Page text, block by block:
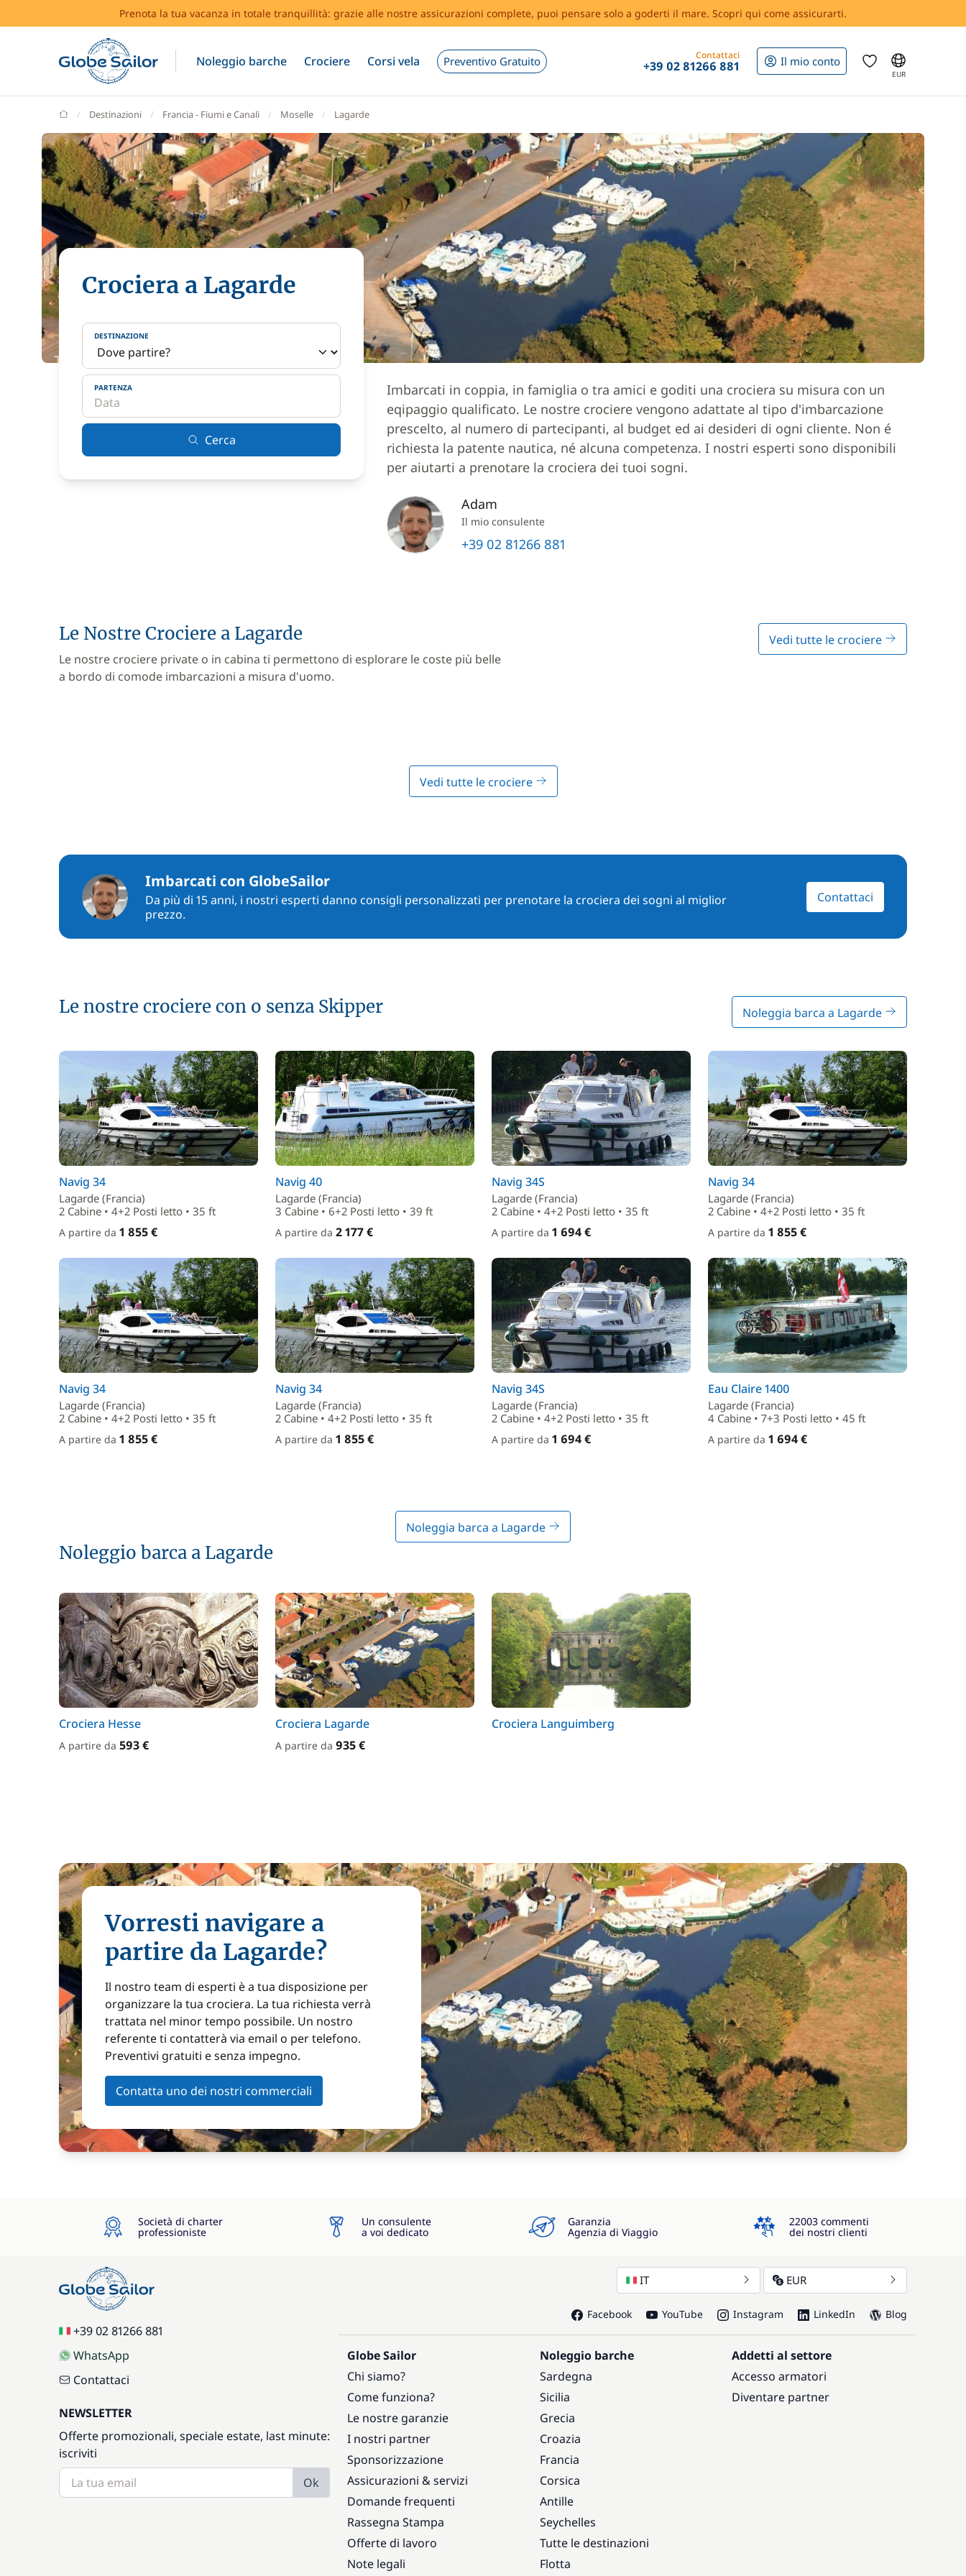
Prenota la tua vacanza in totale tranquillità: grazie alle nostre assicurazioni complete, puoi pensare solo a goderti il mare. Scopri qui come assicurarti.
Noleggio barche Crociere Corsi vela Preventivo Gratuito Contattaci
+39 02 81266 881 Il mio conto
EUR
GlobeSailor
Destinazioni Francia - Fiumi e Canali Moselle Lagarde
Crociera a Lagarde
DESTINAZIONE
PARTENZA
Cerca
Imbarcati in coppia, in famiglia o tra amici e goditi una crociera su misura con un
eqipaggio qualificato. Le nostre crociere vengono adattate al tipo d'imbarcazione
prescelto, al numero di partecipanti, al budget ed ai desideri di ogni cliente. Non é
richiesta la patente nautica, né alcuna competenza. I nostri esperti sono disponibili
per aiutarti a prenotare la crociera dei tuoi sogni.
Adam
Il mio consulente
+39 02 81266 881
Le Nostre Crociere a Lagarde
Le nostre crociere private o in cabina ti permettono di esplorare le coste più belle
a bordo di comode imbarcazioni a misura d'uomo.
Vedi tutte le crociere
Vedi tutte le crociere
Imbarcati con GlobeSailor
Da più di 15 anni, i nostri esperti danno consigli personalizzati per prenotare la crociera dei sogni al miglior
prezzo.
Contattaci
Le nostre crociere con o senza Skipper Noleggia barca a Lagarde
Navig 34
Lagarde (Francia)
2 Cabine • 4+2 Posti letto • 35 ft
A partire da 1 855 €
Navig 40
Lagarde (Francia)
3 Cabine • 6+2 Posti letto • 39 ft
A partire da 2 177 €
Navig 34S
Lagarde (Francia)
2 Cabine • 4+2 Posti letto • 35 ft
A partire da 1 694 €
Navig 34
Lagarde (Francia)
2 Cabine • 4+2 Posti letto • 35 ft
A partire da 1 855 €
Navig 34
Lagarde (Francia)
2 Cabine • 4+2 Posti letto • 35 ft
A partire da 1 855 €
Navig 34
Lagarde (Francia)
2 Cabine • 4+2 Posti letto • 35 ft
A partire da 1 855 €
Navig 34S
Lagarde (Francia)
2 Cabine • 4+2 Posti letto • 35 ft
A partire da 1 694 €
Eau Claire 1400
Lagarde (Francia)
4 Cabine • 7+3 Posti letto • 45 ft
A partire da 1 694 €
Noleggia barca a Lagarde
Noleggio barca a Lagarde
Crociera Hesse
A partire da 593 €
Crociera Lagarde
A partire da 935 €
Crociera Languimberg
Vorresti navigare a
partire da Lagarde?
Il nostro team di esperti è a tua disposizione per
organizzare la tua crociera. La tua richiesta verrà
trattata nel minor tempo possibile. Un nostro
referente ti contatterà via email o per telefono.
Preventivi gratuiti e senza impegno.
Contatta uno dei nostri commerciali
Società di charter
professioniste
Un consulente
a voi dedicato
Garanzia
Agenzia di Viaggio
4.3
22003 commenti
dei nostri clienti
+39 02 81266 881
WhatsApp
Contattaci
NEWSLETTER
Offerte promozionali, speciale estate, last minute:
iscriviti
Ok
IT EUR
Facebook YouTube Instagram LinkedIn Blog
Globe Sailor
Chi siamo?
Come funziona?
Le nostre garanzie
I nostri partner
Sponsorizzazione
Assicurazioni & servizi
Domande frequenti
Rassegna Stampa
Offerte di lavoro
Note legali
Noleggio barche
Sardegna
Sicilia
Grecia
Croazia
Francia
Corsica
Antille
Seychelles
Tutte le destinazioni
Flotta
Addetti al settore
Accesso armatori
Diventare partner